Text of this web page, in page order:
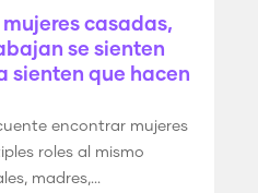
casadas,
se sienten
sienten que hacen
encontrar mujeres
roles al mismo
madres,...